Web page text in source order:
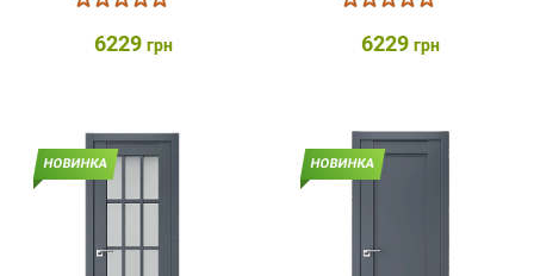
6229 грн 6229 грн
НОВИНКА НОВИНКА